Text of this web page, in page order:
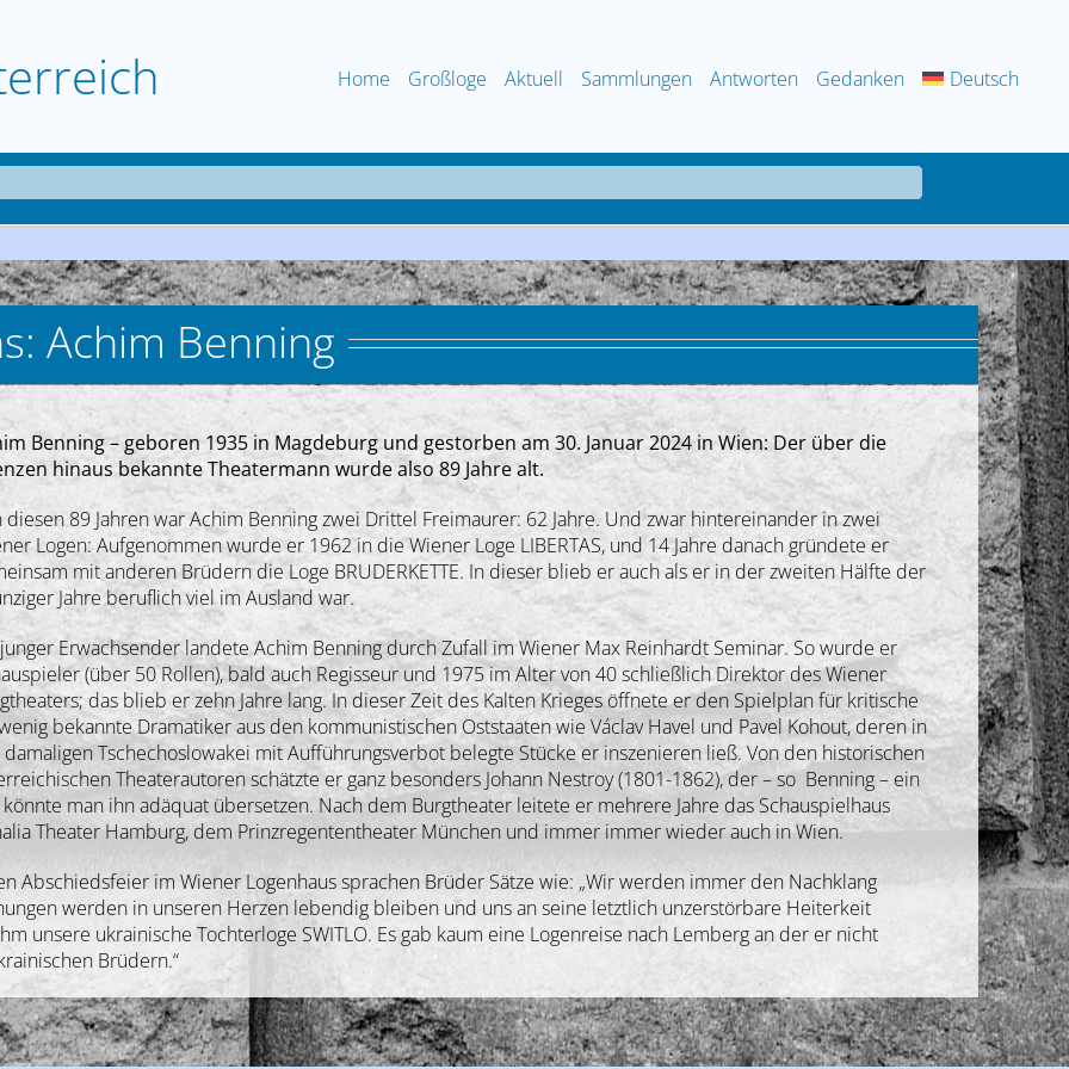
Home Großloge Aktuell Sammlungen Antworten Gedanken Deutsch
Achim Benning
Benning – geboren 1935 in Magdeburg und gestorben am 30. Januar 2024 in Wien: Der über die
hinaus bekannte Theatermann wurde also 89 Jahre alt.
diesen 89 Jahren war Achim Benning zwei Drittel Freimaurer: 62 Jahre. Und zwar hintereinander in zwei
Logen: Aufgenommen wurde er 1962 in die Wiener Loge LIBERTAS, und 14 Jahre danach gründete er
mit anderen Brüdern die Loge BRUDERKETTE. In dieser blieb er auch als er in der zweiten Hälfte der
Jahre beruflich viel im Ausland war.
Erwachsender landete Achim Benning durch Zufall im Wiener Max Reinhardt Seminar. So wurde er
(über 50 Rollen), bald auch Regisseur und 1975 im Alter von 40 schließlich Direktor des Wiener
das blieb er zehn Jahre lang. In dieser Zeit des Kalten Krieges öffnete er den Spielplan für kritische
bekannte Dramatiker aus den kommunistischen Oststaaten wie Václav Havel und Pavel Kohout, deren in
Tschechoslowakei mit Aufführungsverbot belegte Stücke er inszenieren ließ. Von den historischen
Theaterautoren schätzte er ganz besonders Johann Nestroy (1801-1862), der – so Benning – ein
man ihn adäquat übersetzen. Nach dem Burgtheater leitete er mehrere Jahre das Schauspielhaus
Theater Hamburg, dem Prinzregententheater München und immer immer wieder auch in Wien.
Abschiedsfeier im Wiener Logenhaus sprachen Brüder Sätze wie: „Wir werden immer den Nachklang
werden in unseren Herzen lebendig bleiben und uns an seine letztlich unzerstörbare Heiterkeit
unsere ukrainische Tochterloge SWITLO. Es gab kaum eine Logenreise nach Lemberg an der er nicht
Brüdern.“